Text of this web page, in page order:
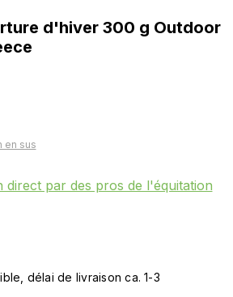
d'hiver 300 g Outdoor
en sus
direct par des pros de l'équitation
délai de livraison ca. 1-3